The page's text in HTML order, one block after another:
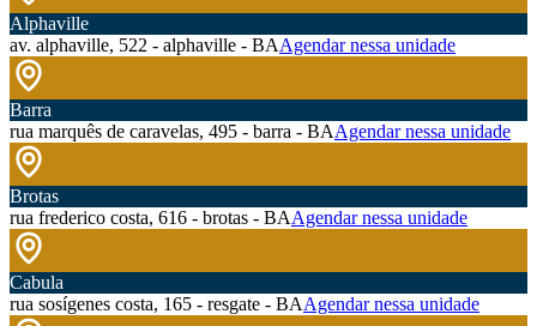
Alphaville
av. alphaville, 522 - alphaville - BAAgendar nessa unidade
Barra
rua marquês de caravelas, 495 - barra - BAAgendar nessa unidade
Brotas
rua frederico costa, 616 - brotas - BAAgendar nessa unidade
Cabula
rua sosígenes costa, 165 - resgate - BAAgendar nessa unidade